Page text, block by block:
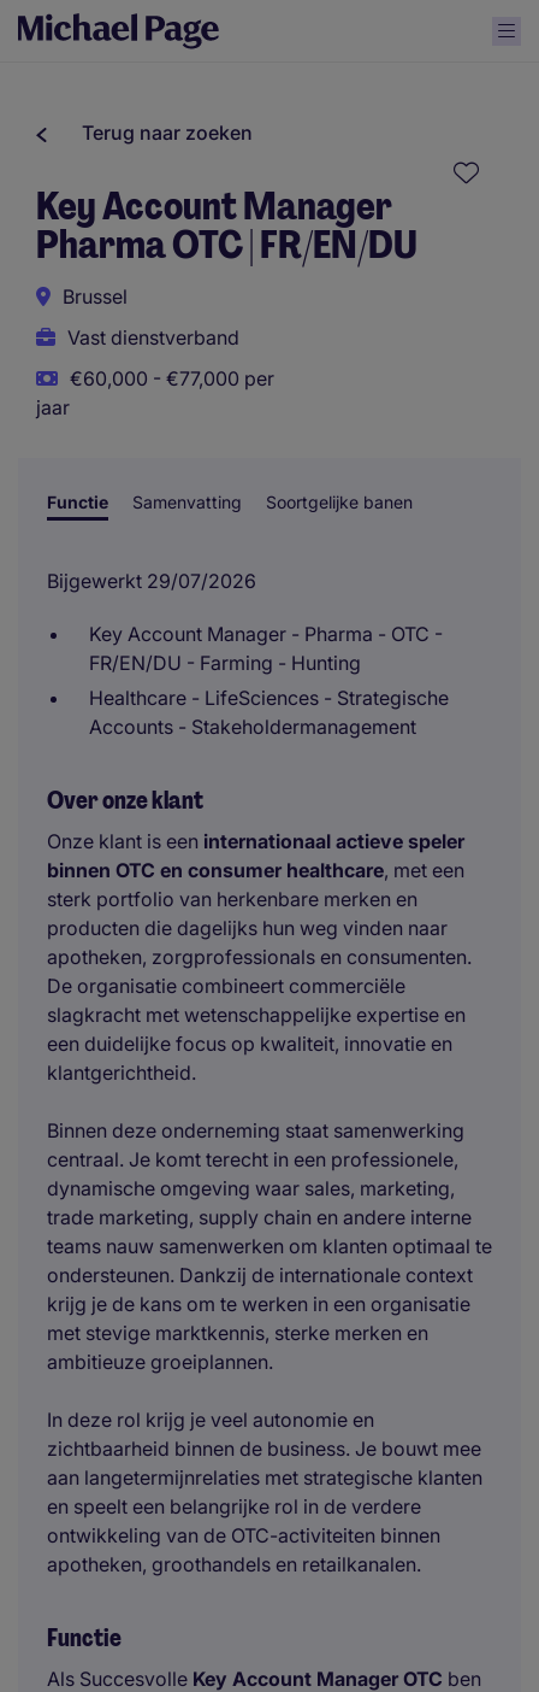
Terug naar zoeken
Key Account Manager
Pharma OTC | FR/EN/DU
Brussel
Vast dienstverband
€60,000 - €77,000 per
jaar
Functie Samenvatting Soortgelijke banen
Bijgewerkt 29/07/2026
Key Account Manager - Pharma - OTC -
FR/EN/DU - Farming - Hunting
Healthcare - LifeSciences - Strategische
Accounts - Stakeholdermanagement
Over onze klant
Onze klant is een internationaal actieve speler
binnen OTC en consumer healthcare, met een
sterk portfolio van herkenbare merken en
producten die dagelijks hun weg vinden naar
apotheken, zorgprofessionals en consumenten.
De organisatie combineert commerciële
slagkracht met wetenschappelijke expertise en
een duidelijke focus op kwaliteit, innovatie en
klantgerichtheid.
Binnen deze onderneming staat samenwerking
centraal. Je komt terecht in een professionele,
dynamische omgeving waar sales, marketing,
trade marketing, supply chain en andere interne
teams nauw samenwerken om klanten optimaal te
ondersteunen. Dankzij de internationale context
krijg je de kans om te werken in een organisatie
met stevige marktkennis, sterke merken en
ambitieuze groeiplannen.
In deze rol krijg je veel autonomie en
zichtbaarheid binnen de business. Je bouwt mee
aan langetermijnrelaties met strategische klanten
en speelt een belangrijke rol in de verdere
ontwikkeling van de OTC-activiteiten binnen
apotheken, groothandels en retailkanalen.
Functie
Als Succesvolle Key Account Manager OTC ben